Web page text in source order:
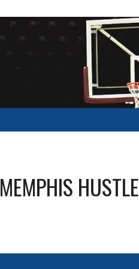
MEMPHIS HUSTLE